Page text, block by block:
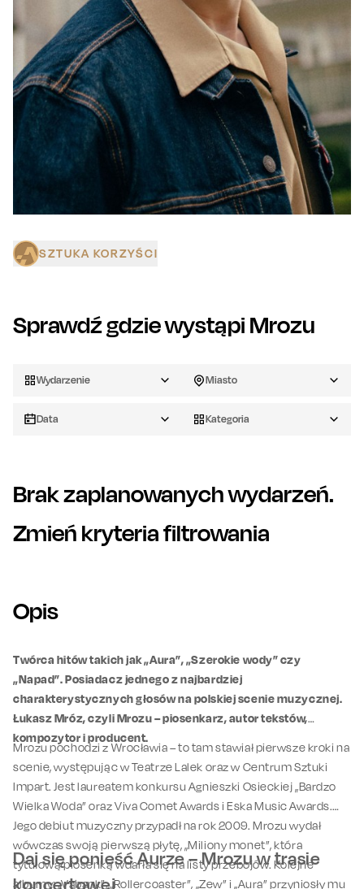
SZTUKA KORZYŚCI
Sprawdź gdzie wystąpi Mrozu
Wydarzenie Miasto
Data Kategoria
Brak zaplanowanych wydarzeń.
Zmień kryteria filtrowania
Opis
Twórca hitów takich jak „Aura”, „Szerokie wody” czy
„Napad”. Posiadacz jednego z najbardziej
charakterystycznych głosów na polskiej scenie muzycznej.
Łukasz Mróz, czyli Mrozu – piosenkarz, autor tekstów,
kompozytor i producent.
Mrozu pochodzi z Wrocławia – to tam stawiał pierwsze kroki na
scenie, występując w Teatrze Lalek oraz w Centrum Sztuki
Impart. Jest laureatem konkursu Agnieszki Osieckiej „Bardzo
Wielka Woda” oraz Viva Comet Awards i Eska Music Awards.
Jego debiut muzyczny przypadł na rok 2009. Mrozu wydał
wówczas swoją pierwszą płytę, „Miliony monet”, która
tytułową piosenką wdarła się na listy przebojów. Kolejne
albumy: „Vabank”, „Rollercoaster”, „Zew” i „Aura” przyniosły mu
Daj się ponieść Aurze – Mrozu w trasie
koncertowej